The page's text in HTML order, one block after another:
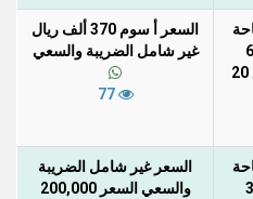
السعر أ سوم 370 ألف ريال
غير شامل الضريبة والسعي
77
السعر غير شامل الضريبة
والسعي السعر 200,000